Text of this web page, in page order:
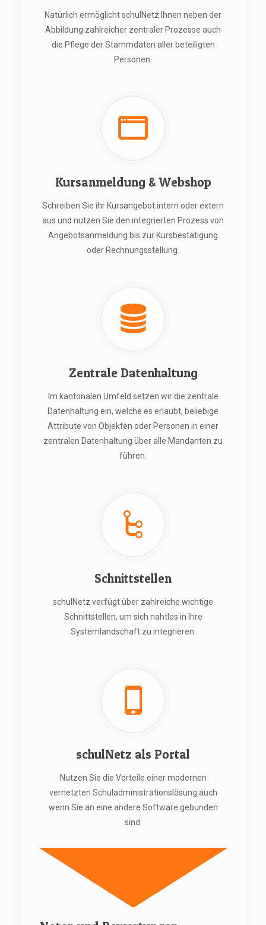
Natürlich ermöglicht schulNetz Ihnen neben der
Abbildung zahlreicher zentraler Prozesse auch
die Pflege der Stammdaten aller beteiligten
Personen.
Kursanmeldung & Webshop
Schreiben Sie ihr Kursangebot intern oder extern
aus und nutzen Sie den integrierten Prozess von
Angebotsanmeldung bis zur Kursbestätigung
oder Rechnungsstellung.
Zentrale Datenhaltung
Im kantonalen Umfeld setzen wir die zentrale
Datenhaltung ein, welche es erlaubt, beliebige
Attribute von Objekten oder Personen in einer
zentralen Datenhaltung über alle Mandanten zu
führen.
Schnittstellen
schulNetz verfügt über zahlreiche wichtige
Schnittstellen, um sich nahtlos in Ihre
Systemlandschaft zu integrieren.
schulNetz als Portal
Nutzen Sie die Vorteile einer modernen
vernetzten Schuladministrationslösung auch
wenn Sie an eine andere Software gebunden
sind.